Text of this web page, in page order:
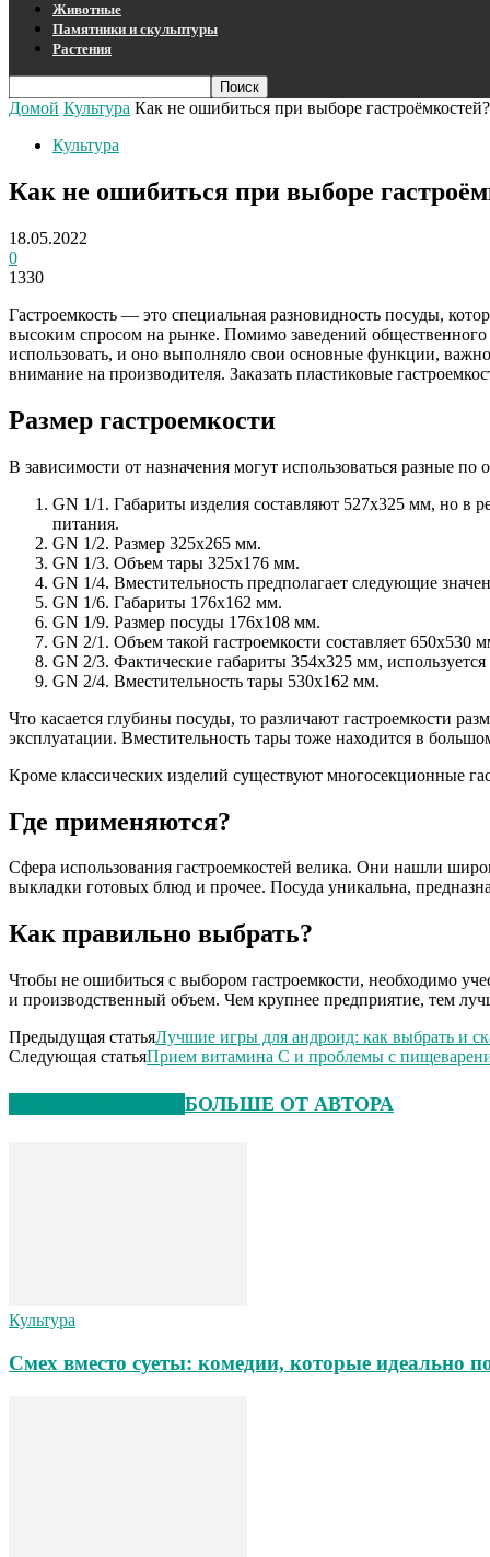
Животные
Памятники и скульптуры
Растения
Домой Культура Как не ошибиться при выборе гастроёмкостей?
Культура
Как не ошибиться при выборе
18.05.2022
0
1330
Гастроемкость — это специальная разновидность посуды,
высоким спросом на рынке. Помимо заведений
использовать, и оно выполняло свои основные функции,
внимание на производителя. Заказать пластиковые
Размер гастроемкости
В зависимости от назначения могут использоваться разные по
GN 1/1. Габариты изделия составляют 527х325 мм, но в
питания.
GN 1/2. Размер 325х265 мм.
GN 1/3. Объем тары 325х176 мм.
GN 1/4. Вместительность предполагает следующие
GN 1/6. Габариты 176х162 мм.
GN 1/9. Размер посуды 176х108 мм.
GN 2/1. Объем такой гастроемкости составляет 650х530
GN 2/3. Фактические габариты 354х325 мм,
GN 2/4. Вместительность тары 530х162 мм.
Что касается глубины посуды, то различают гастроемкости
эксплуатации. Вместительность тары тоже находится в
Кроме классических изделий существуют многосекционные
Где применяются?
Сфера использования гастроемкостей велика. Они нашли
выкладки готовых блюд и прочее. Посуда уникальна,
Как правильно выбрать?
Чтобы не ошибиться с выбором гастроемкости, необходимо
и производственный объем. Чем крупнее предприятие, тем
Предыдущая статьяЛучшие игры для андроид: как выбрать и
Следующая статьяПрием витамина С и проблемы с
БОЛЬШЕ ОТ АВТОРА
Культура
Смех вместо суеты: комедии, которые идеально